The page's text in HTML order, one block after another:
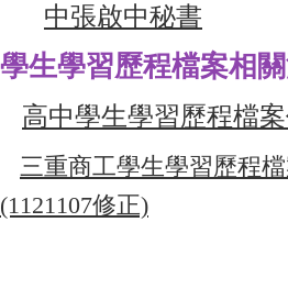
中張啟中秘書
學生學習歷程檔案相
高中學生學習歷程檔
三重商工學生學習歷程
(1121107修正)